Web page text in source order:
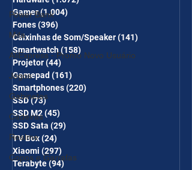
Power Bank
Mifa
AliExpress - Promo Novo Usuário
Jogos
Gabinetes
Cadeiras
Realme
Copos e Garrafas
Gamer(1.004)
Fones(396)
Caixinhas de Som/Speaker(141)
Smartwatch(158)
Projetor(44)
Gamepad(161)
Smartphones(220)
SSD(73)73 posts
SSD M2(45)
SSD Sata (29)
TV Box(24)
Xiaomi (297)
Terabyte(94)94 posts